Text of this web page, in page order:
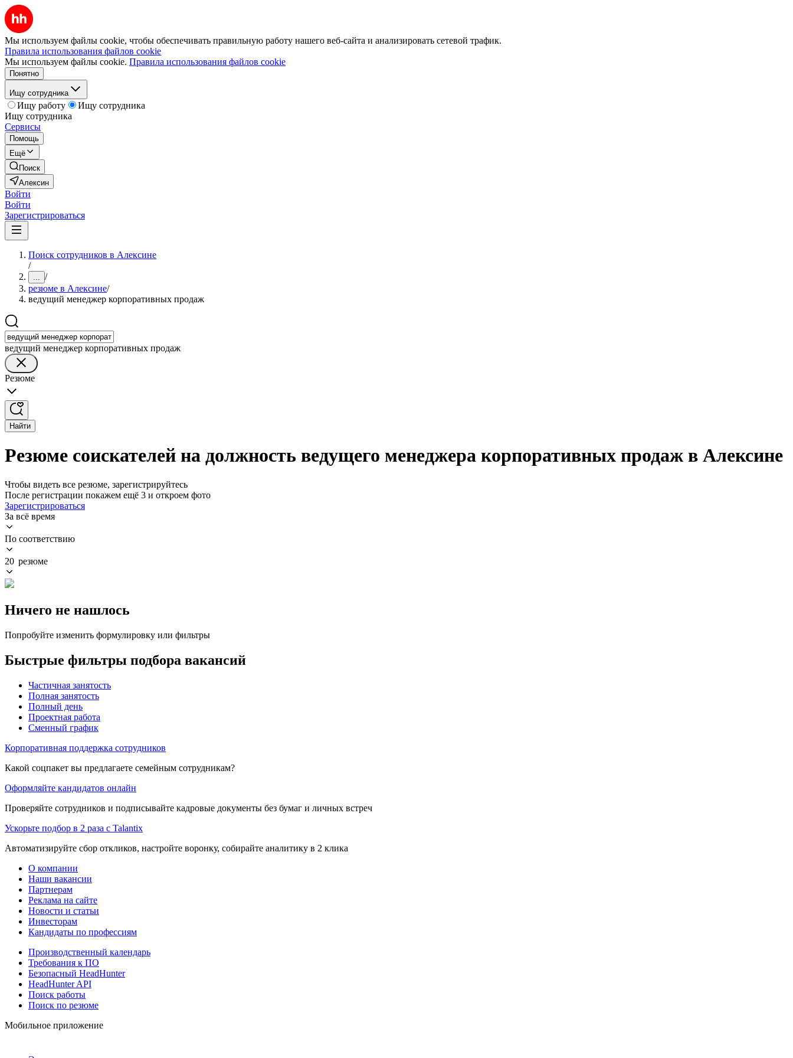
Мы используем файлы cookie, чтобы обеспечивать правильную работу нашего веб-сайта и анализировать сетевой трафик.
Правила использования файлов cookie
Мы используем файлы cookie. Правила использования файлов cookie
Понятно
Ищу сотрудника
Ищу работу
Ищу сотрудника
Ищу сотрудника
Сервисы
Помощь
Ещё
Поиск
Алексин
Войти
Войти
Зарегистрироваться
Поиск сотрудников в Алексине
/
... /
резюме в Алексине/
ведущий менеджер корпоративных продаж
ведущий менеджер корпоративных продаж
Резюме
Найти
Резюме соискателей на должность ведущего менеджера корпоративных продаж в Алексине
Чтобы видеть все резюме, зарегистрируйтесь
После регистрации покажем ещё 3 и откроем фото
Зарегистрироваться
За всё время
По соответствию
20 резюме
Ничего не нашлось
Попробуйте изменить формулировку или фильтры
Быстрые фильтры подбора вакансий
Частичная занятость
Полная занятость
Полный день
Проектная работа
Сменный график
Корпоративная поддержка сотрудников
Какой соцпакет вы предлагаете семейным сотрудникам?
Оформляйте кандидатов онлайн
Проверяйте сотрудников и подписывайте кадровые документы без бумаг и личных встреч
Ускорьте подбор в 2 раза с Talantix
Автоматизируйте сбор откликов, настройте воронку, собирайте аналитику в 2 клика
О компании
Наши вакансии
Партнерам
Реклама на сайте
Новости и статьи
Инвесторам
Кандидаты по профессиям
Производственный календарь
Требования к ПО
Безопасный HeadHunter
HeadHunter API
Поиск работы
Поиск по резюме
Мобильное приложение